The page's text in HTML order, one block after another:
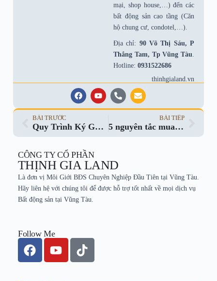
mại, shop house,…) đến các
bất động sản cao tầng (Căn
hộ chung cư, condotel,…).
Địa chỉ: 90 Võ Thị Sáu, P
Thắng Tam, Tp Vũng Tàu.
Hotline: 0931522686
thinhgialand.vn
BÀI TRƯỚC
Quy Trình Ký Gửi Bất Động Sản Tại Thịnh Gia Land
BÀI TIẾP
5 nguyên tắc mua bán nhà đất Vũng Tàu tránh rủi ro
CÔNG TY CỔ PHẦN
THỊNH GIA LAND
Là đơn vị Môi Giới BĐS Chuyên Nghiệp Đầu Tiên tại Vũng Tàu.
Hãy liên hệ với chúng tôi để được hỗ trợ tốt nhất về mọi dịch vụ
Bất động sản tại Vũng Tàu.
Follow Me